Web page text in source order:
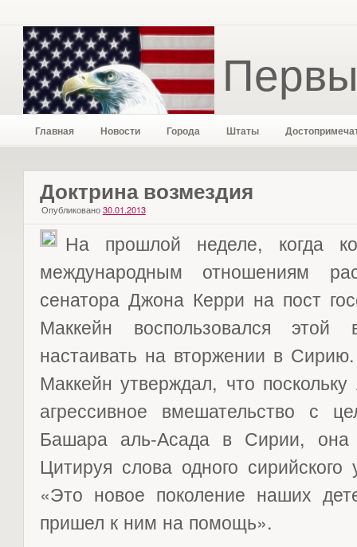
Главная Новости Города Штаты
Доктрина возмездия
Опубликовано 30.01.2013
На прошлой неделе, когда
международным отношениям
сенатора Джона Керри на пост
Маккейн воспользовался
настаивать на вторжении в
Маккейн утверждал, что
агрессивное вмешательство с
Башара аль-Асада в Сирии, она
Цитируя слова одного
«Это новое поколение наших
пришел к ним на помощь».